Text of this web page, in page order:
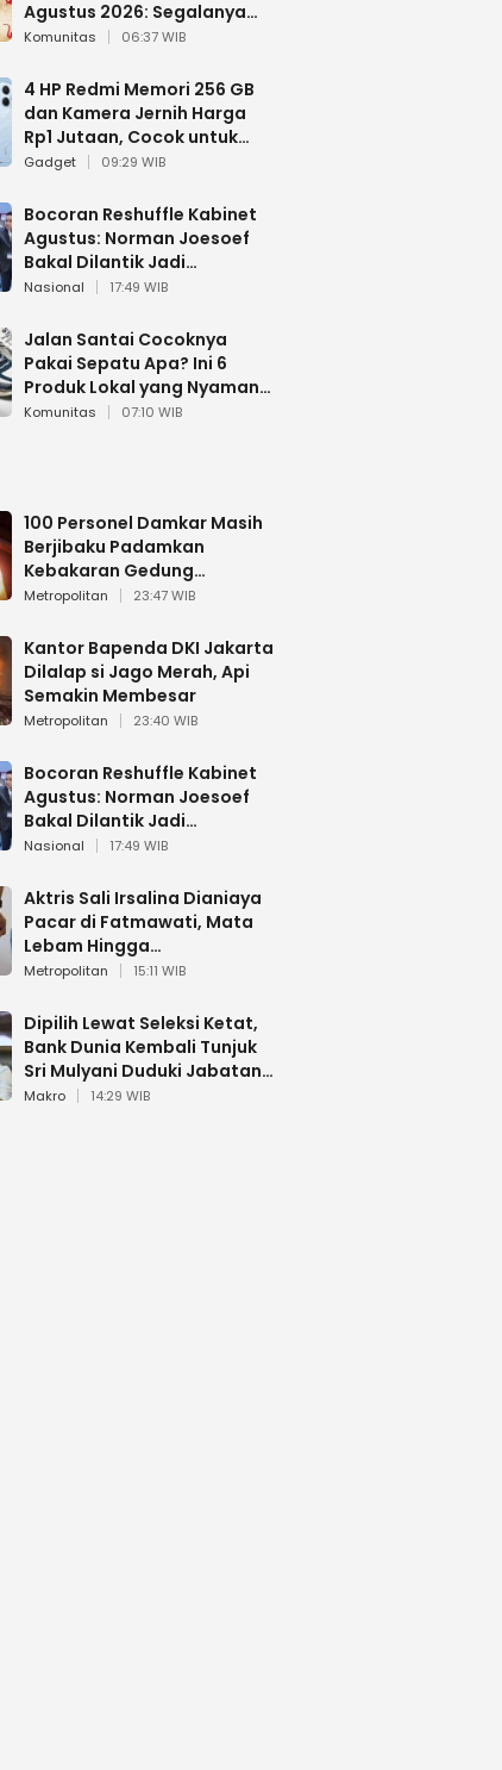
Agustus 2026: Segalanya
Berjalan Lancar
Komunitas 06:37 WIB
4 HP Redmi Memori 256 GB
dan Kamera Jernih Harga
Rp1 Jutaan, Cocok untuk
Multitasking
Gadget 09:29 WIB
Bocoran Reshuffle Kabinet
Agustus: Norman Joesoef
Bakal Dilantik Jadi
Wamenhan RI
Nasional 17:49 WIB
Jalan Santai Cocoknya
Pakai Sepatu Apa? Ini 6
Produk Lokal yang Nyaman
Buat 17 Agustusan
Komunitas 07:10 WIB
100 Personel Damkar Masih
Berjibaku Padamkan
Kebakaran Gedung
Bapenda DKI
Metropolitan 23:47 WIB
Kantor Bapenda DKI Jakarta
Dilalap si Jago Merah, Api
Semakin Membesar
Metropolitan 23:40 WIB
Bocoran Reshuffle Kabinet
Agustus: Norman Joesoef
Bakal Dilantik Jadi
Wamenhan RI
Nasional 17:49 WIB
Aktris Sali Irsalina Dianiaya
Pacar di Fatmawati, Mata
Lebam Hingga
Diselamatkan Polantas
Metropolitan 15:11 WIB
Dipilih Lewat Seleksi Ketat,
Bank Dunia Kembali Tunjuk
Sri Mulyani Duduki Jabatan
Strategis
Makro 14:29 WIB